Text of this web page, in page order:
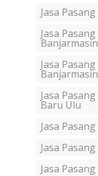
Jasa
Jasa
Jasa
Jasa
Baru Ulu
Jasa
Jasa
Jasa